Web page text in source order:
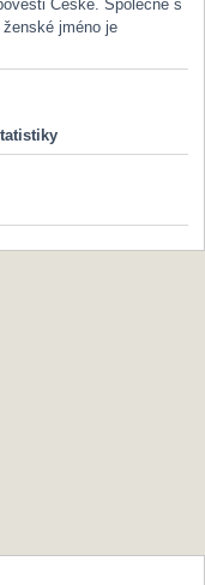
České. Společně s
jméno je